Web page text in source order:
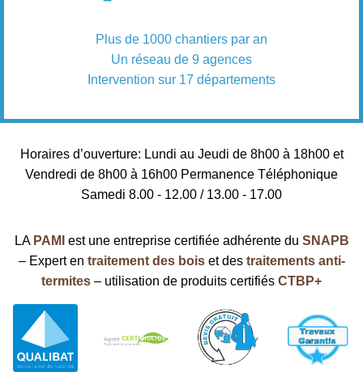
Plus de 1000 chantiers par an
Un réseau de 9 agences
Intervention sur 17 départements
Horaires d’ouverture: Lundi au Jeudi de 8h00 à 18h00 et
Vendredi de 8h00 à 16h00 Permanence Téléphonique
Samedi 8.00 - 12.00 / 13.00 - 17.00
LA PAMI est une entreprise certifiée adhérente du SNAPB
– Expert en traitement des boiset des traitements anti-
termites – utilisation de produits certifiés CTBP+